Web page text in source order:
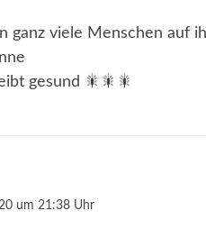
ganz viele Menschen auf
gesund 🎇🎇🎇
um 21:38 Uhr